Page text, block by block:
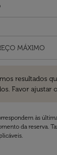
resultados
Favor ajustar
às
da reserva.